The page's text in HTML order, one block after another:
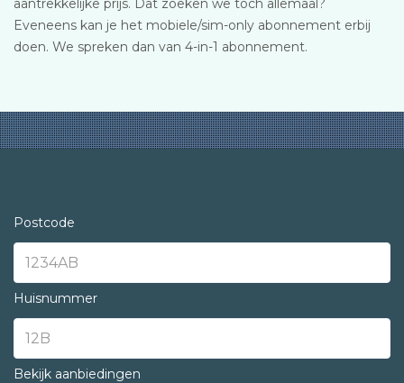
aantrekkelijke prijs. Dat zoeken we toch allemaal?
Eveneens kan je het mobiele/sim-only abonnement erbij
doen. We spreken dan van 4-in-1 abonnement.
Postcode
Huisnummer
Bekijk aanbiedingen